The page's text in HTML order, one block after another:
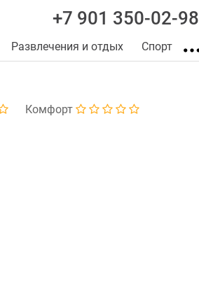
+7 901 350-02-98
Развлечения и отдых Спорт
Комфорт